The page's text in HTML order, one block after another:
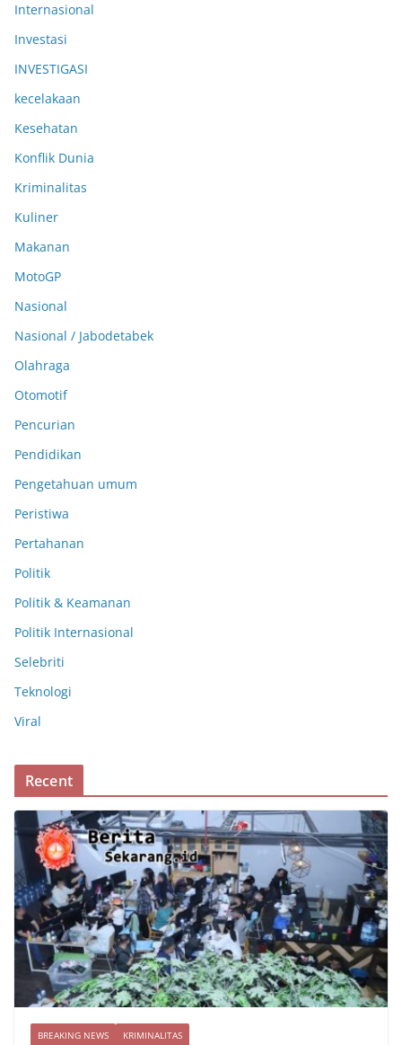
Internasional
Investasi
INVESTIGASI
kecelakaan
Kesehatan
Konflik Dunia
Kriminalitas
Kuliner
Makanan
MotoGP
Nasional
Nasional / Jabodetabek
Olahraga
Otomotif
Pencurian
Pendidikan
Pengetahuan umum
Peristiwa
Pertahanan
Politik
Politik & Keamanan
Politik Internasional
Selebriti
Teknologi
Viral
Recent
BREAKING NEWS KRIMINALITAS